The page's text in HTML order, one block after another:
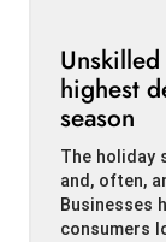
highest
season
The holiday
and, often,
Businesses
consumers